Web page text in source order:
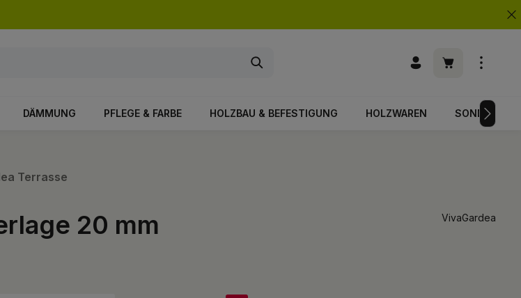
Warenkorb
DÄMMUNG PFLEGE & FARBE HOLZBAU & BEFESTIGUNG HOLZWAREN
Terrasse
20 mm VivaGardea